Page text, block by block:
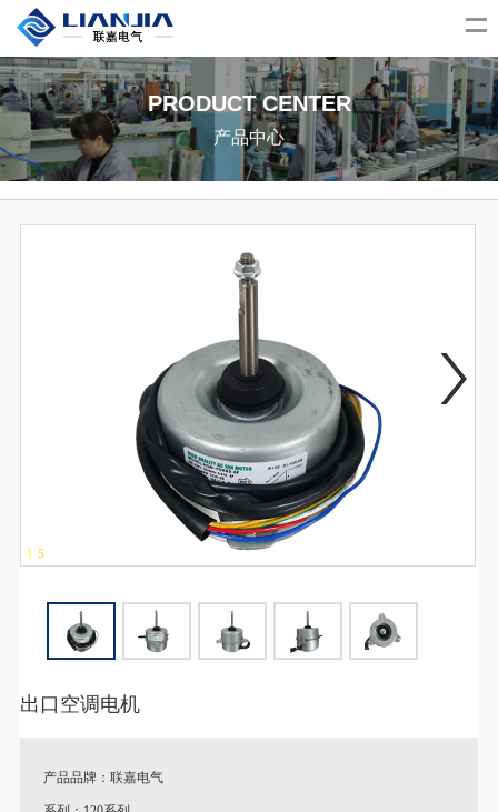
PRODUCT CENTER
产品中心
1 5
出口空调电机
产品品牌：联嘉电气